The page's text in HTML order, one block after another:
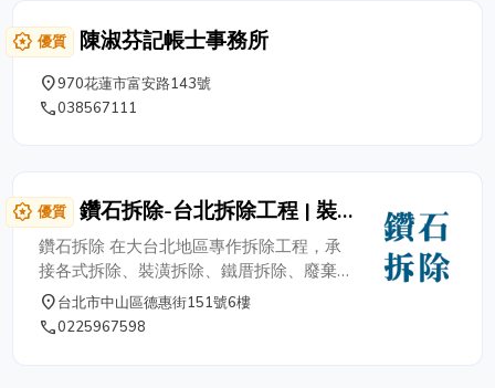
已享譽盛名。
award_star 優質 陳淑芬記帳士事務所
place970花蓮市富安路143號
phone038567111
award_star 優質
鑽石拆除-台北拆除工程 | 裝
潢拆除 | 拆除清運 | 廢棄物清
理
鑽石拆除 在大台北地區專作拆除工程，承
接各式拆除、裝潢拆除、鐵厝拆除、廢棄物
清理、ＲＣ清除、紅磚拆除、整地工程、樹
木鋸除、樹木修剪等服務。秉持著30多年
place台北市中山區德惠街151號6樓
phone0225967598